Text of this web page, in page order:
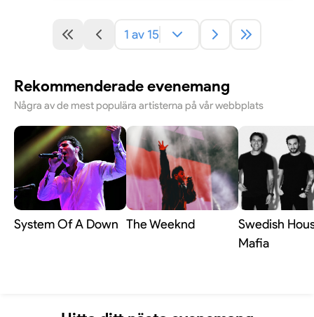
1 av 15
Rekommenderade evenemang
Några av de mest populära artisterna på vår webbplats
System Of A Down The Weeknd
Swedish
Mafia